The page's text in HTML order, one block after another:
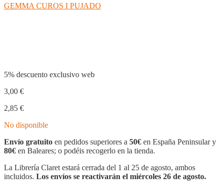
GEMMA CUROS I PUJADO
5% descuento exclusivo web
3,00 €
2,85 €
No disponible
Envío gratuito en pedidos superiores a 50€ en España Peninsular y
80€ en Baleares; o podéis recogerlo en la tienda.
La Librería Claret estará cerrada del 1 al 25 de agosto, ambos
incluidos. Los envíos se reactivarán el miércoles 26 de agosto.